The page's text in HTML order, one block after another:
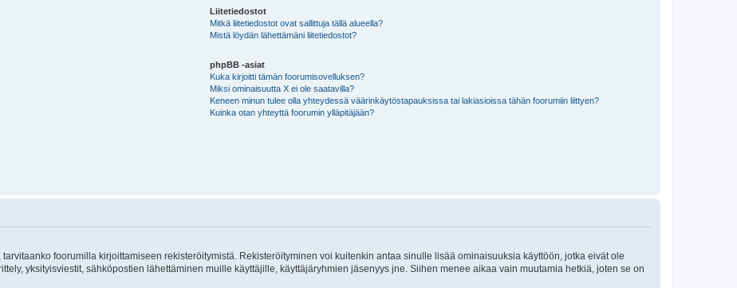
Liitetiedostot
Mitkä liitetiedostot ovat sallittuja tällä alueella?
Mistä löydän lähettämäni liitetiedostot?
phpBB -asiat
Kuka kirjoitti tämän foorumisovelluksen?
Miksi ominaisuutta X ei ole saatavilla?
Keneen minun tulee olla yhteydessä väärinkäytöstapauksissa tai lakiasioissa tähän foorumiin liittyen?
Kuinka otan yhteyttä foorumin ylläpitäjään?
foorumilla kirjoittamiseen rekisteröitymistä. Rekisteröityminen voi kuitenkin antaa sinulle lisää ominaisuuksia käyttöön, jotka eivät ole
yksityisviestit, sähköpostien lähettäminen muille käyttäjille, käyttäjäryhmien jäsenyys jne. Siihen menee aikaa vain muutamia hetkiä, joten se on